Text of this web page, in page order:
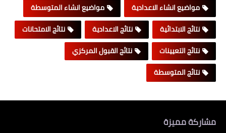
مواضيع انشاء الاعدادية
مواضيع انشاء المتوسطة
نتائج الابتدائية
نتائج الاعدادية
نتائج الامتحانات
نتائج التعيينات
نتائج القبول المركزي
نتائج المتوسطة
مشاركة مميزة